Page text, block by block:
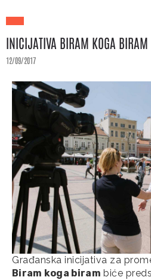
INICIJATIVA BIRAM KOGA BIRAM
12/09/2017
Građanska inicijativa za
Biram koga biram biće